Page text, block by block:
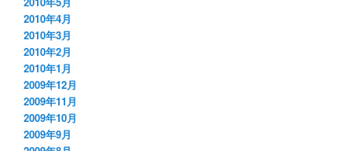
2010年4月
2010年3月
2010年2月
2010年1月
2009年12月
2009年11月
2009年10月
2009年9月